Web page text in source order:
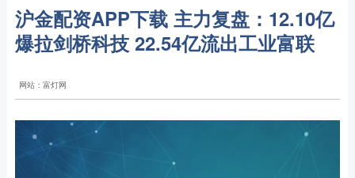
沪金配资APP下载 主力复盘：12.10亿
爆拉剑桥科技 22.54亿流出工业富联
网站：富灯网